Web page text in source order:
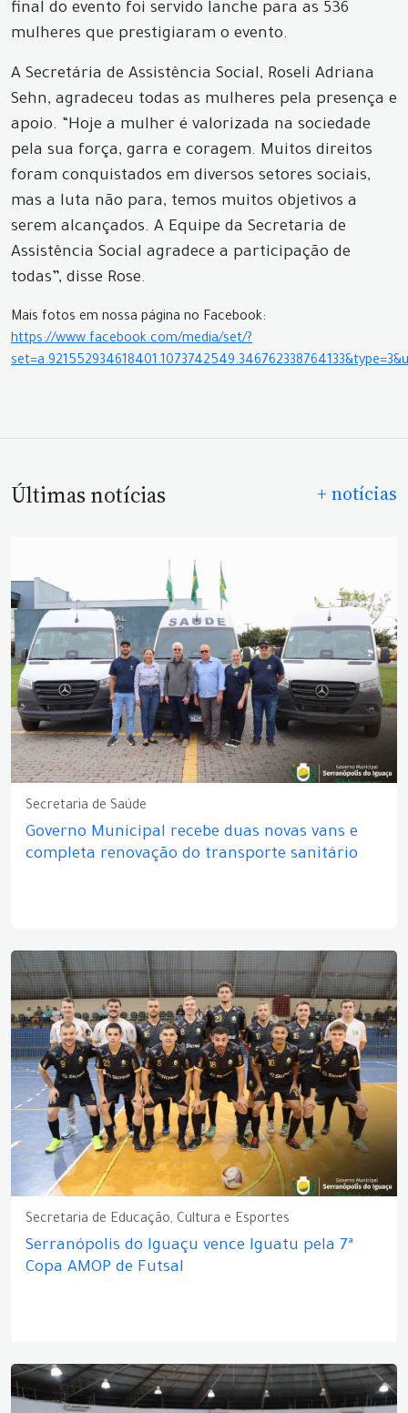
final do evento foi servido lanche para as 536
mulheres que prestigiaram o evento.
A Secretária de Assistência Social, Roseli Adriana
Sehn, agradeceu todas as mulheres pela presença e
apoio. “Hoje a mulher é valorizada na sociedade
pela sua força, garra e coragem. Muitos direitos
foram conquistados em diversos setores sociais,
mas a luta não para, temos muitos objetivos a
serem alcançados. A Equipe da Secretaria de
Assistência Social agradece a participação de
todas”, disse Rose.
Mais fotos em nossa página no Facebook:
https://www.facebook.com/media/set/?
Últimas notícias + notícias
Secretaria de Saúde
Governo Municipal recebe duas novas vans e
completa renovação do transporte sanitário
Secretaria de Educação, Cultura e Esportes
Serranópolis do Iguaçu vence Iguatu pela 7ª
Copa AMOP de Futsal